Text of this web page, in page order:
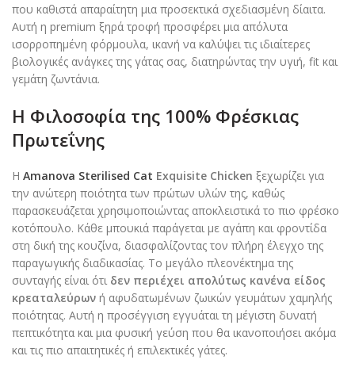
που καθιστά απαραίτητη μια προσεκτικά σχεδιασμένη δίαιτα.
Αυτή η premium ξηρά τροφή προσφέρει μια απόλυτα
ισορροπημένη φόρμουλα, ικανή να καλύψει τις ιδιαίτερες
βιολογικές ανάγκες της γάτας σας, διατηρώντας την υγιή, fit και
γεμάτη ζωντάνια.
Η Φιλοσοφία της 100% Φρέσκιας
Πρωτεΐνης
Η Amanova Sterilised Cat Exquisite Chicken ξεχωρίζει για
την ανώτερη ποιότητα των πρώτων υλών της, καθώς
παρασκευάζεται χρησιμοποιώντας αποκλειστικά το πιο φρέσκο
κοτόπουλο. Κάθε μπουκιά παράγεται με αγάπη και φροντίδα
στη δική της κουζίνα, διασφαλίζοντας τον πλήρη έλεγχο της
παραγωγικής διαδικασίας. Το μεγάλο πλεονέκτημα της
συνταγής είναι ότι δεν περιέχει απολύτως κανένα είδος
κρεαταλεύρων ή αφυδατωμένων ζωικών γευμάτων χαμηλής
ποιότητας. Αυτή η προσέγγιση εγγυάται τη μέγιστη δυνατή
πεπτικότητα και μια φυσική γεύση που θα ικανοποιήσει ακόμα
και τις πιο απαιτητικές ή επιλεκτικές γάτες.